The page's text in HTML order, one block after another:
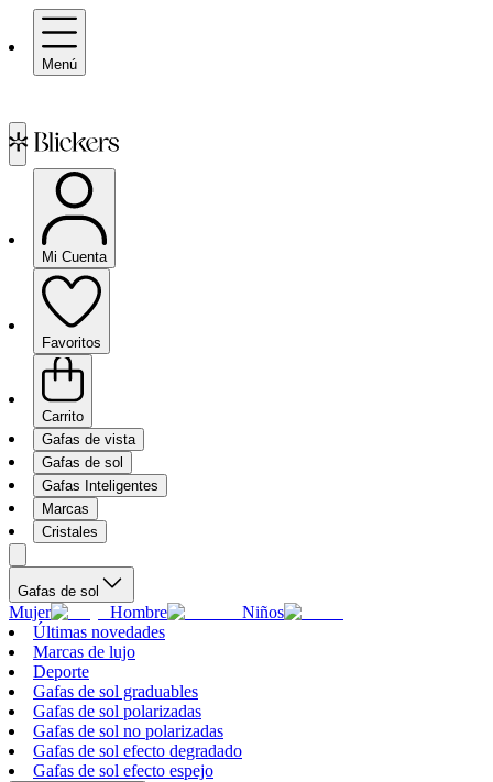
Menú
Mi Cuenta
Favoritos
Carrito
Gafas de vista
Gafas de sol
Gafas Inteligentes
Marcas
Cristales
Gafas de sol
Mujer Hombre
Niños
Últimas novedades
Marcas de lujo
Deporte
Gafas de sol graduables
Gafas de sol polarizadas
Gafas de sol no polarizadas
Gafas de sol efecto degradado
Gafas de sol efecto espejo